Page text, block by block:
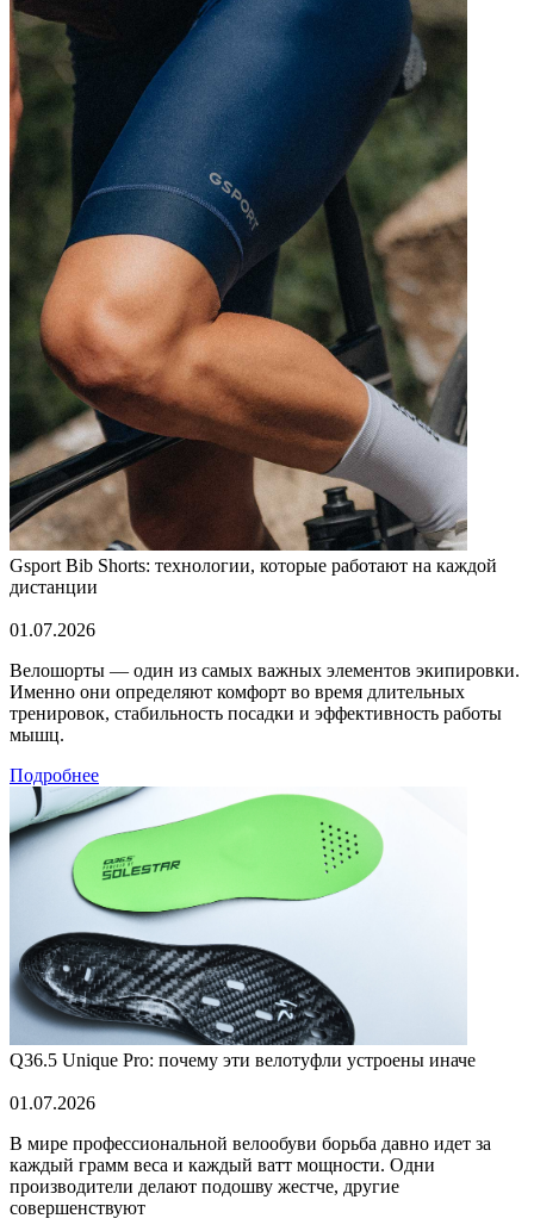
Gsport Bib Shorts: технологии, которые работают на каждой
дистанции
01.07.2026
Велошорты — один из самых важных элементов экипировки.
Именно они определяют комфорт во время длительных
тренировок, стабильность посадки и эффективность работы
мышц.
Подробнее
Q36.5 Unique Pro: почему эти велотуфли устроены иначе
01.07.2026
В мире профессиональной велообуви борьба давно идет за
каждый грамм веса и каждый ватт мощности. Одни
производители делают подошву жестче, другие
совершенствуют